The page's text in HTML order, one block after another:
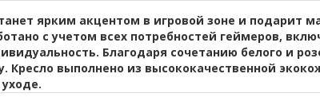
ярким акцентом в игровой зоне и подарит
с учетом всех потребностей геймеров,
Благодаря сочетанию белого и
выполнено из высококачественной